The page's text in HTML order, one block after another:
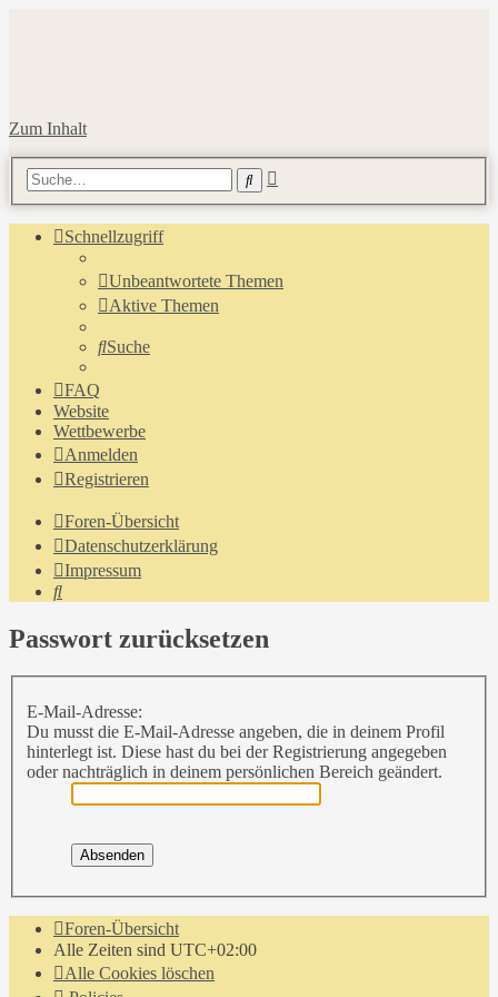
Zum Inhalt
Suche
Schnellzugriff
Unbeantwortete Themen
Aktive Themen
Suche
FAQ
Website
Wettbewerbe
Anmelden
Registrieren
Foren-Übersicht
Datenschutzerklärung
Impressum
Suche
Passwort zurücksetzen
E-Mail-Adresse:
Du musst die E-Mail-Adresse angeben, die in deinem Profil
hinterlegt ist. Diese hast du bei der Registrierung angegeben
oder nachträglich in deinem persönlichen Bereich geändert.
Foren-Übersicht
Alle Zeiten sind UTC+02:00
Alle Cookies löschen